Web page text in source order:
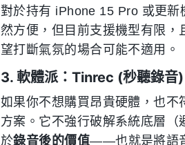
對於持有 iPhone 15 Pro 或更
然方便，但目前支援機型有限
望打斷氣氛的場合可能不適用。
3. 軟體派：Tinrec (秒聽錄音)
如果你不想購買昂貴硬體，也不
方案。它不強行破解系統底層
於錄音後的價值——也就是將語